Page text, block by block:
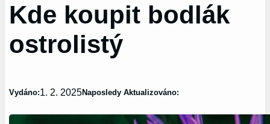
Kde koupit bodlák
ostrolistý
Vydáno:1. 2. 2025Naposledy Aktualizováno: